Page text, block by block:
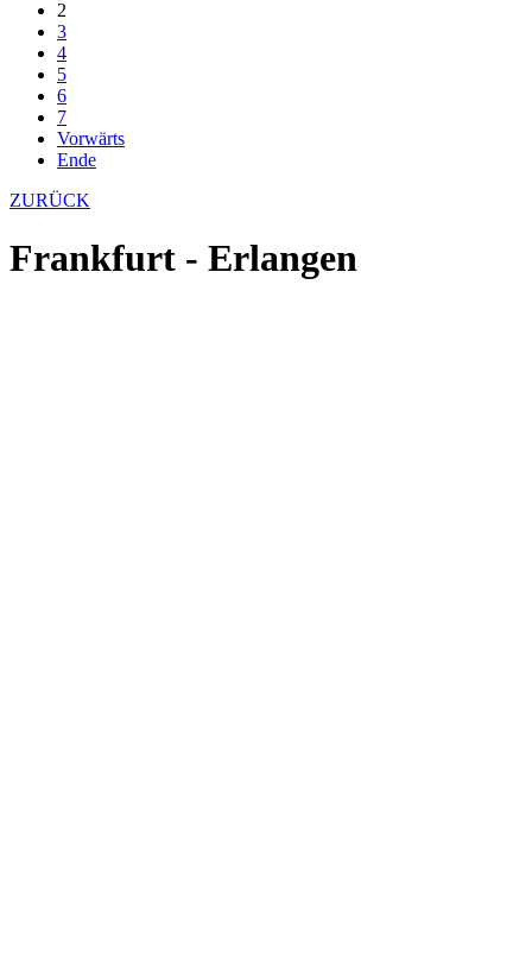
2
3
4
5
6
7
Vorwärts
Ende
ZURÜCK
Frankfurt - Erlangen